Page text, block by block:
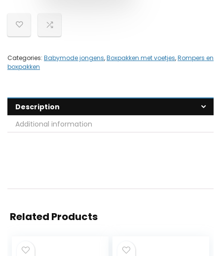
Categories: Babymode jongens,Boxpakken met voetjes,Rompers en
boxpakken
Description
Additional information
Related Products